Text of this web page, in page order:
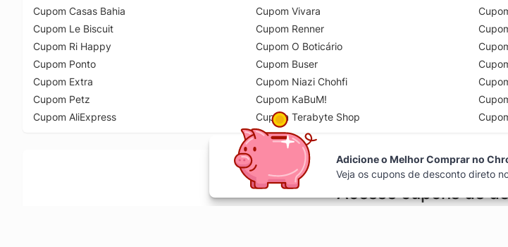
Cupom Casas Bahia
Cupom Le Biscuit
Cupom Ri Happy
Cupom Ponto
Cupom Extra
Cupom Petz
Cupom AliExpress
Cupom Vivara
Cupom Renner
Cupom O Boticário
Cupom Buser
Cupom Niazi Chohfi
Cupom KaBuM!
Cupom Terabyte Shop
Acesse cupons de
Adicione o Melhor Comprar no
Veja os cupons de desconto direto